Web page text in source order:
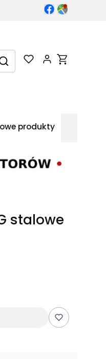
Szukaj
Produkty w
produkty
stalowe